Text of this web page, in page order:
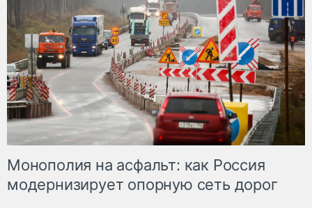
Монополия на асфальт: как Россия
модернизирует опорную сеть дорог